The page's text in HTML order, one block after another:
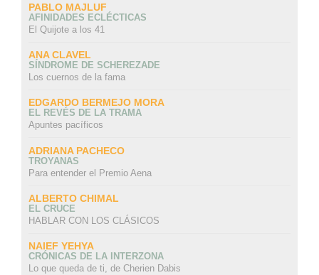
PABLO MAJLUF
AFINIDADES ECLÉCTICAS
El Quijote a los 41
ANA CLAVEL
SÍNDROME DE SCHEREZADE
Los cuernos de la fama
EDGARDO BERMEJO MORA
EL REVÉS DE LA TRAMA
Apuntes pacíficos
ADRIANA PACHECO
TROYANAS
Para entender el Premio Aena
ALBERTO CHIMAL
EL CRUCE
HABLAR CON LOS CLÁSICOS
NAIEF YEHYA
CRÓNICAS DE LA INTERZONA
Lo que queda de ti, de Cherien Dabis